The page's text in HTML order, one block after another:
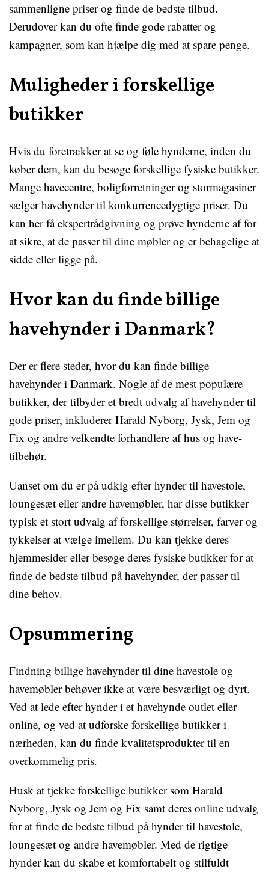
sammenligne priser og finde de bedste tilbud.
Derudover kan du ofte finde gode rabatter og
kampagner, som kan hjælpe dig med at spare penge.
Muligheder i forskellige
butikker
Hvis du foretrækker at se og føle hynderne, inden du
køber dem, kan du besøge forskellige fysiske butikker.
Mange havecentre, boligforretninger og stormagasiner
sælger havehynder til konkurrencedygtige priser. Du
kan her få ekspertrådgivning og prøve hynderne af for
at sikre, at de passer til dine møbler og er behagelige at
sidde eller ligge på.
Hvor kan du finde billige
havehynder i Danmark?
Der er flere steder, hvor du kan finde billige
havehynder i Danmark. Nogle af de mest populære
butikker, der tilbyder et bredt udvalg af havehynder til
gode priser, inkluderer Harald Nyborg, Jysk, Jem og
Fix og andre velkendte forhandlere af hus og have-
tilbehør.
Uanset om du er på udkig efter hynder til havestole,
loungesæt eller andre havemøbler, har disse butikker
typisk et stort udvalg af forskellige størrelser, farver og
tykkelser at vælge imellem. Du kan tjekke deres
hjemmesider eller besøge deres fysiske butikker for at
finde de bedste tilbud på havehynder, der passer til
dine behov.
Opsummering
Findning billige havehynder til dine havestole og
havemøbler behøver ikke at være besværligt og dyrt.
Ved at lede efter hynder i et havehynde outlet eller
online, og ved at udforske forskellige butikker i
nærheden, kan du finde kvalitetsprodukter til en
overkommelig pris.
Husk at tjekke forskellige butikker som Harald
Nyborg, Jysk og Jem og Fix samt deres online udvalg
for at finde de bedste tilbud på hynder til havestole,
loungesæt og andre havemøbler. Med de rigtige
hynder kan du skabe et komfortabelt og stilfuldt